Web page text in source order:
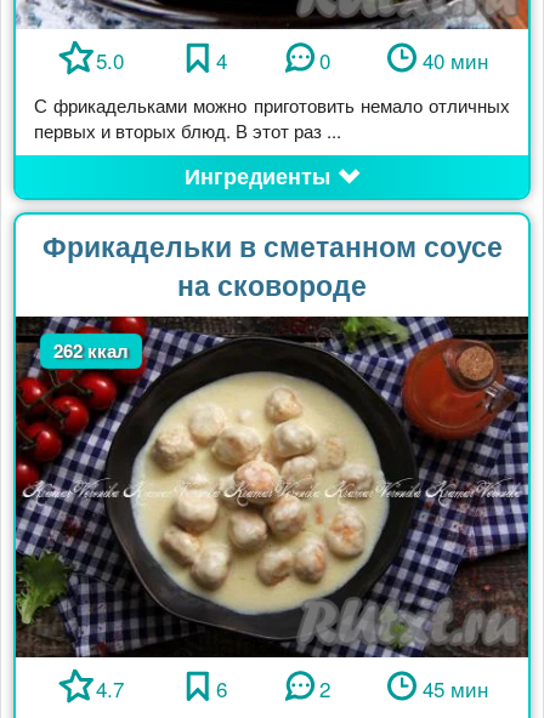
5.0 4 0 40 мин
С фрикадельками можно приготовить немало отличных
первых и вторых блюд. В этот раз ...
Ингредиенты
Фрикадельки в сметанном соусе
на сковороде
262 ккал
4.7 6 2 45 мин